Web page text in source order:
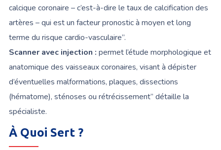
calcique coronaire – c’est-à-dire le taux de calcification des
artères – qui est un facteur pronostic à moyen et long
terme du risque cardio-vasculaire”.
Scanner avec injection : permet l’étude morphologique et
anatomique des vaisseaux coronaires, visant à dépister
d’éventuelles malformations, plaques, dissections
(hématome), sténoses ou rétrécissement” détaille la
spécialiste.
À Quoi Sert ?